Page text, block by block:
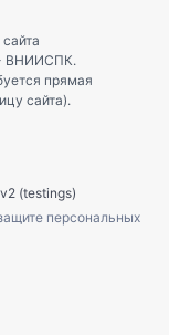
- ВНИИСПК.
прямая
сайта).
(testings)
персональных